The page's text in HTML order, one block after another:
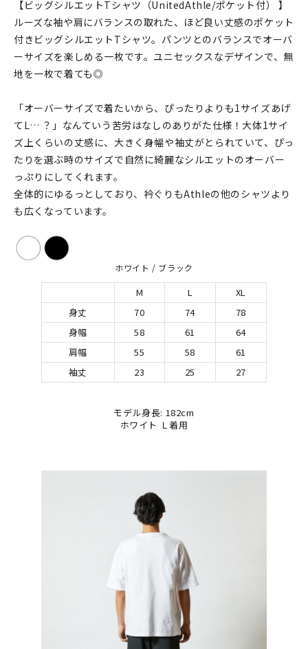
【ビッグシルエットTシャツ（UnitedAthle/ポケット付） 】
ルーズな袖や肩にバランスの取れた、ほど良い丈感のポケット
付きビッグシルエットTシャツ。パンツとのバランスでオーバ
ーサイズを楽しめる一枚です。ユニセックスなデザインで、無
地を一枚で着ても◎
「オーバーサイズで着たいから、ぴったりよりも1サイズあげ
てL… ？」なんていう苦労はなしのありがた仕様！大体1サイ
ズ上くらいの丈感に、大きく身幅や袖丈がとられていて、ぴっ
たりを選ぶ時のサイズで自然に綺麗なシルエットのオーバー
っぷりにしてくれます。
全体的にゆるっとしており、衿ぐりもAthleの他のシャツより
も広くなっています。
ホワイト / ブラック
M L
XL
身丈
70 74
78
身幅
58 61
64
肩幅
55 58
61
袖丈
23 25 27
モデル身長: 182cm
ホワイト Ｌ着用